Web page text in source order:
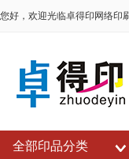
您好，欢迎光临卓得印网络印
全部印品分类